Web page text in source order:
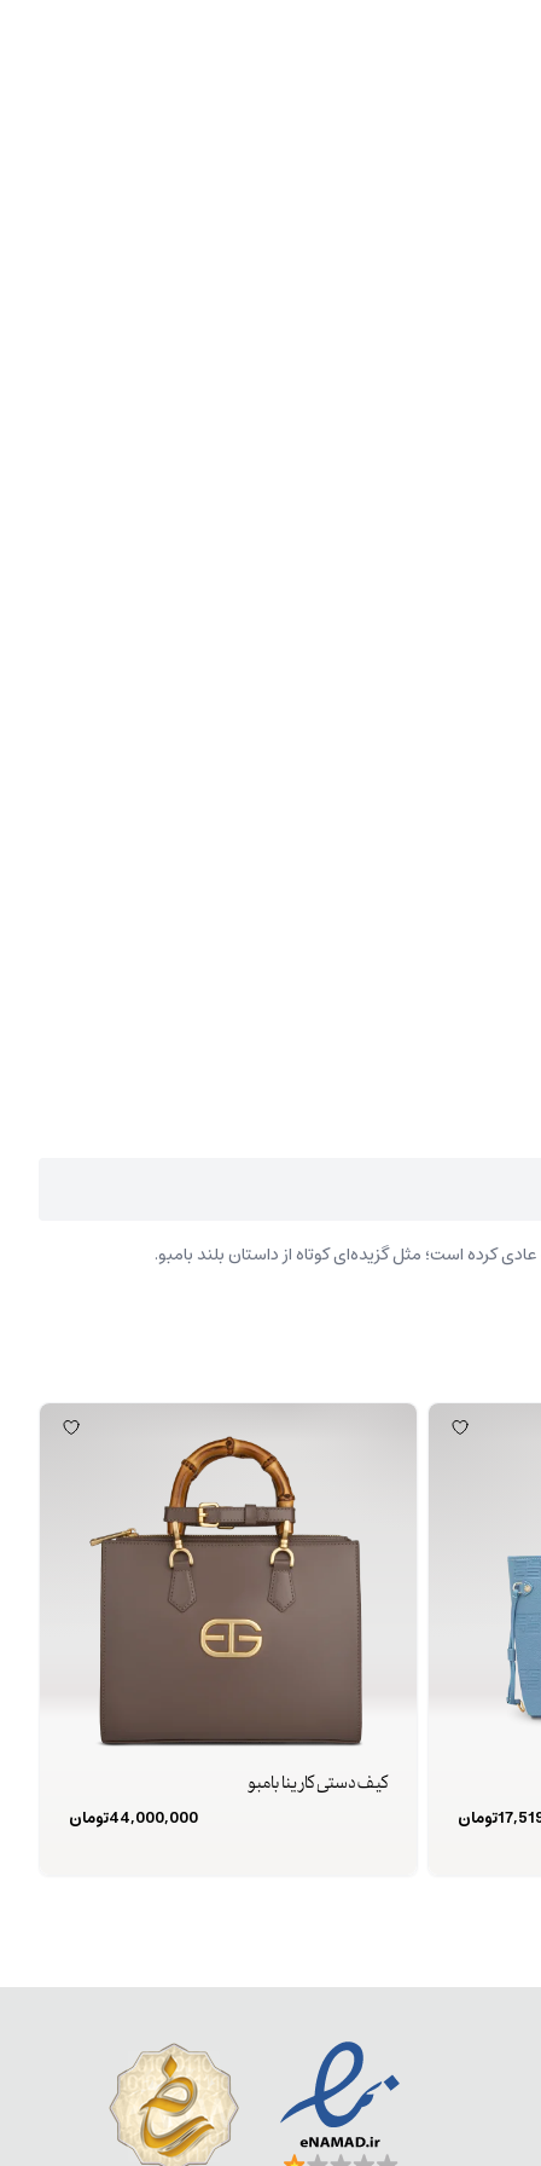
کرده است؛ مثل گزیده‌ای کوتاه از داستان بلند بامبو.
تومان
کیف دستی کارینا بامبو
44,000,000تومان